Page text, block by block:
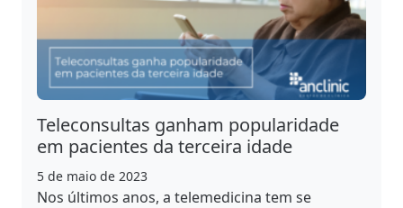
Teleconsultas ganham popularidade
em pacientes da terceira idade
5 de maio de 2023
Nos últimos anos, a telemedicina tem se